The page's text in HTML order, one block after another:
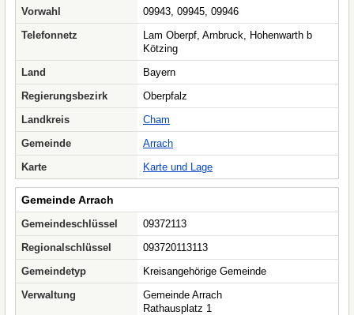
Vorwahl
09943, 09945, 09946
Telefonnetz
Lam Oberpf, Arnbruck, Hohenwarth b
Kötzing
Land
Bayern
Regierungsbezirk
Oberpfalz
Landkreis
Cham
Gemeinde
Arrach
Karte
Karte und Lage
Gemeinde Arrach
Gemeindeschlüssel
09372113
Regionalschlüssel
093720113113
Gemeindetyp
Kreisangehörige Gemeinde
Verwaltung
Gemeinde Arrach
Rathausplatz 1